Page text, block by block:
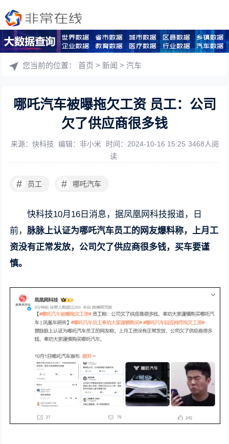
您当前的位置：首页 >新闻 >汽车
哪吒汽车被曝拖欠工资 员工：公司
欠了供应商很多钱
来源：快科技 编辑：非小米 时间：2024-10-16 15:25 3468人阅
读
# 员工 # 哪吒汽车
快科技10月16日消息，据凤凰网科技报道，日
前，脉脉上认证为哪吒汽车员工的网友爆料称，上月工
资没有正常发放，公司欠了供应商很多钱，买车要谨
慎。